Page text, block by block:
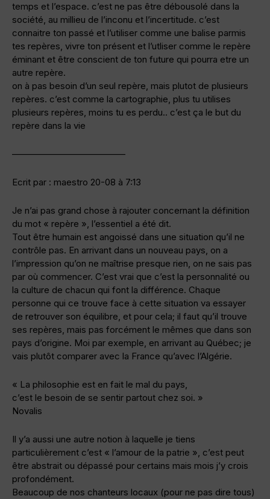
temps et l’espace. c’est ne pas être débousolé dans la
société, au millieu de l’inconu et l’incertitude. c’est
connaitre ton passé et l’utiliser comme une balise parmis
tes repères, vivre ton présent et l’utliser comme le repère
éminant et être conscient de ton future qui pourra etre un
autre repère.
on à pas besoin d’un seul repère, mais plutot de plusieurs
repères. c’est comme la cartographie, plus tu utilises
plusieurs repères, moins tu es perdu.. c’est ça le but du
repère dans la vie
————————————–
Ecrit par : maestro 20-08 à 7:13
Je n’ai pas grand chose à rajouter concernant la définition
du mot « repère », l’essentiel a été dit.
Tout être humain est angoissé dans une situation qu’il ne
contrôle pas. En arrivant dans un nouveau pays, on a
l’impression qu’on ne maîtrise presque rien, on ne sais pas
par où commencer. C’est vrai que c’est la personnalité ou
la culture de chacun qui font la différence. Chaque
personne qui ce trouve face à cette situation va essayer
de retrouver son équilibre, et pour cela; il faut qu’il trouve
ses repères, mais pas forcément le mêmes que dans son
pays d’origine. Moi par exemple, en arrivant au Québec; je
vais plutôt comparer avec la France qu’avec l’Algérie.
« La philosophie est en fait le mal du pays,
c’est le besoin de se sentir partout chez soi. »
Novalis
Il y’a aussi une autre notion à laquelle je tiens
particulièrement c’est « l’amour de la patrie », c’est peut
être abstrait ou dépassé pour certains mais mois j’y crois
profondément.
Beaucoup de nos chanteurs locaux (pour ne pas dire tous)